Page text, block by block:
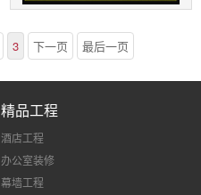
3 下一页 最后一页
精品工程
酒店工程
办公室装修
幕墙工程